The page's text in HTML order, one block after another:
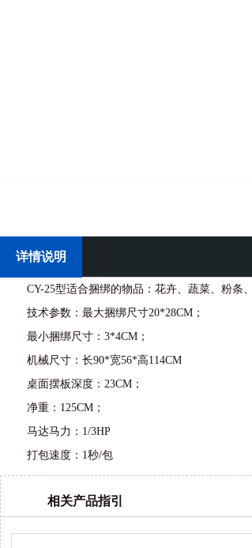
详情说明
CY-25型适合捆绑的物品： 花卉、蔬菜、粉条
技术参数： 最大捆绑尺寸20*28CM；
最小捆绑尺寸： 3*4CM；
机械尺寸： 长90*宽56*高114CM
桌面摆板深度： 23CM；
净重： 125CM；
马达马力： 1/3HP
打包速度： 1秒/包
相关产品指引